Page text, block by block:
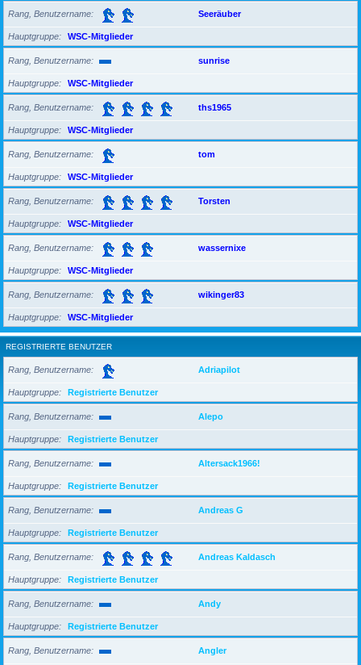
Rang, Benutzername Seeräuber
Hauptgruppe WSC-Mitglieder
Rang, Benutzername sunrise
Hauptgruppe WSC-Mitglieder
Rang, Benutzername ths1965
Hauptgruppe WSC-Mitglieder
Rang, Benutzername tom
Hauptgruppe WSC-Mitglieder
Rang, Benutzername Torsten
Hauptgruppe WSC-Mitglieder
Rang, Benutzername wassernixe
Hauptgruppe WSC-Mitglieder
Rang, Benutzername wikinger83
Hauptgruppe WSC-Mitglieder
REGISTRIERTE BENUTZER
Rang, Benutzername Adriapilot
Hauptgruppe Registrierte Benutzer
Rang, Benutzername Alepo
Hauptgruppe Registrierte Benutzer
Rang, Benutzername Altersack1966!
Hauptgruppe Registrierte Benutzer
Rang, Benutzername Andreas G
Hauptgruppe Registrierte Benutzer
Rang, Benutzername Andreas Kaldasch
Hauptgruppe Registrierte Benutzer
Rang, Benutzername Andy
Hauptgruppe Registrierte Benutzer
Rang, Benutzername Angler